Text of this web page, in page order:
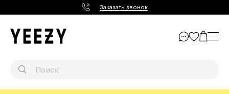
Заказать звонок